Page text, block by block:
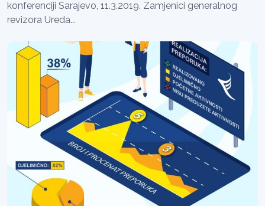
konferenciji Sarajevo, 11.3.2019. Zamjenici generalnog
revizora Ureda...